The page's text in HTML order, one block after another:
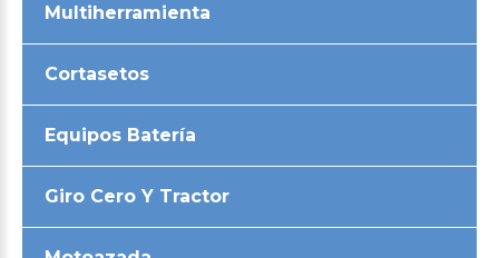
Multiherramienta
Cortasetos
Equipos Batería
Giro Cero Y Tractor